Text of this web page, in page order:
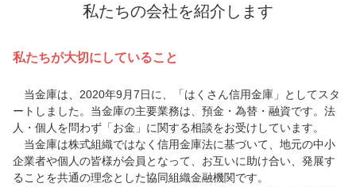
私たちの会社を紹介します
私たちが大切にしていること
当金庫は、2020年9月7日に、「はくさん信用金庫」としてスタ
ートしました。当金庫の主要業務は、預金・為替・融資です。法
人・個人を問わず「お金」に関する相談をお受けしています。
当金庫は株式組織ではなく信用金庫法に基づいて、地元の中小
企業者や個人の皆様が会員となって、お互いに助け合い、発展す
ることを共通の理念とした協同組織金融機関です。